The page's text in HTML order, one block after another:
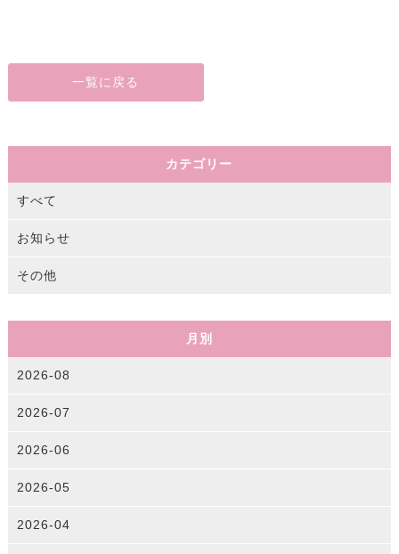
一覧に戻る
カテゴリー
すべて
お知らせ
その他
月別
2026-08
2026-07
2026-06
2026-05
2026-04